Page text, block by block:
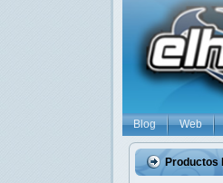
Blog Web
Productos